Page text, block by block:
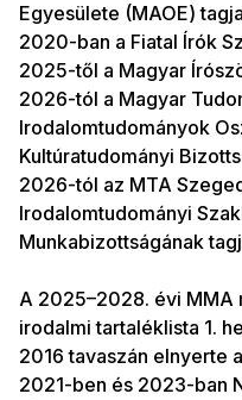
Egyesülete (MAOE) tagja
2020-ban a Fiatal Írók
2025-től a Magyar
2026-tól a Magyar
Irodalomtudományok
Kultúratudományi
2026-tól az MTA
Irodalomtudományi
Munkabizottságának
A 2025–2028. évi MMA
irodalmi tartaléklista 1.
2016 tavaszán elnyerte
2021-ben és 2023-ban